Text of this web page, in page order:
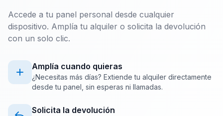
Accede a tu panel personal desde cualquier
dispositivo. Amplía tu alquiler o solicita la devolución
con un solo clic.
Amplía cuando quieras
¿Necesitas más días? Extiende tu alquiler directamente
desde tu panel, sin esperas ni llamadas.
Solicita la devolución